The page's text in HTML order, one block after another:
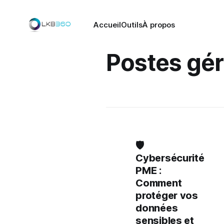
AccueilOutilsÀ propos
Postes
🛡️
Cybersécurité
PME :
Comment
protéger vos
données
sensibles et